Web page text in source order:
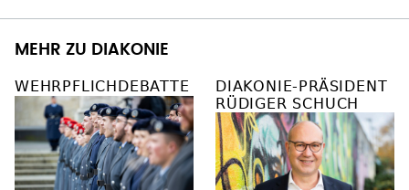
MEHR ZU DIAKONIE
WEHRPFLICHDEBATTE
DIAKONIE-PRÄSIDENT
RÜDIGER SCHUCH